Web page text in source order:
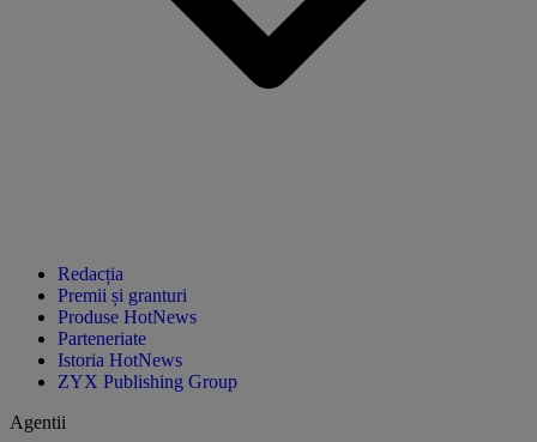
Redacția
Premii și granturi
Produse HotNews
Parteneriate
Istoria HotNews
ZYX Publishing Group
Agentii